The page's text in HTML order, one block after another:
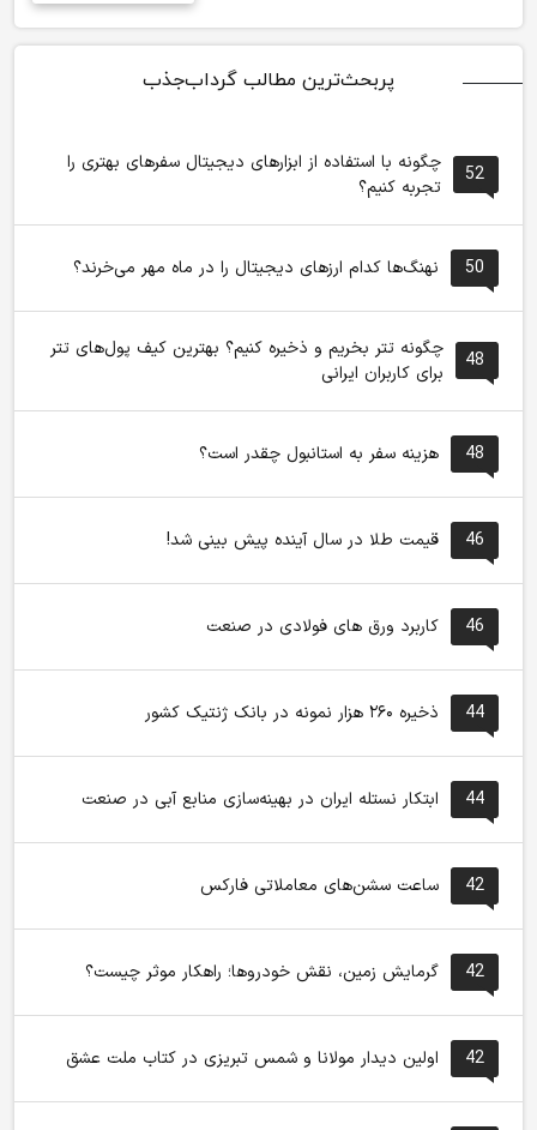
پربحث‌ترین مطالب گرداب‌جذب
52
چگونه با استفاده از ابزارهای دیجیتال سفرهای بهتری را
تجربه کنیم؟
50 نهنگ‌ها کدام ارزهای دیجیتال را در ماه مهر می‌خرند؟
48
چگونه تتر بخریم و ذخیره کنیم؟ بهترین کیف پول‌های تتر
برای کاربران ایرانی
48 هزینه سفر به استانبول چقدر است؟
46 قیمت طلا در سال آینده پیش بینی شد!
46 کاربرد ورق های فولادی در صنعت
44 ذخیره ۲۶۰ هزار نمونه در بانک ژنتیک کشور
44 ابتکار نستله ایران در بهینه‌سازی منابع آبی در صنعت
42 ساعت سشن‌های معاملاتی فارکس
42 گرمایش زمین، نقش خودروها؛ راهکار موثر چیست؟
42 اولین دیدار مولانا و شمس تبریزی در کتاب ملت عشق